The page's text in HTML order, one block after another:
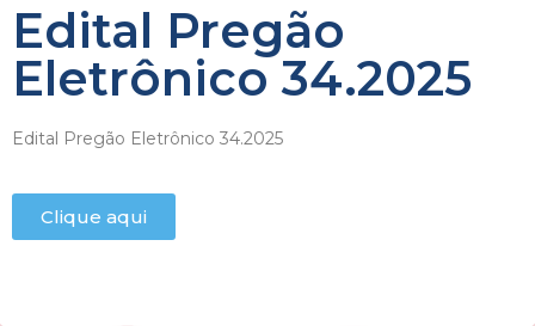
Edital Pregão
Eletrônico 34.2025
Edital Pregão Eletrônico 34.2025
Clique aqui